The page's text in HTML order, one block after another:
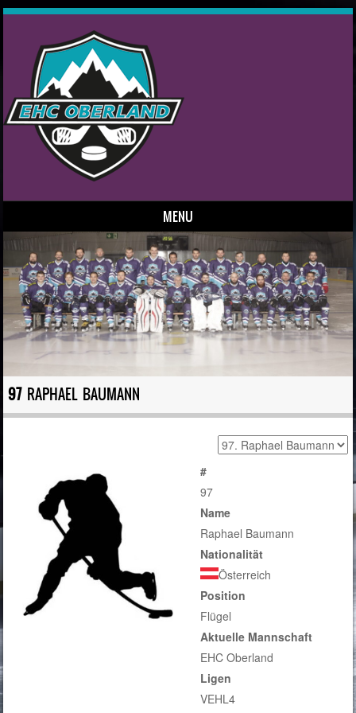
MENU
Skip to content
97RAPHAEL BAUMANN
#
97
Name
Raphael Baumann
Nationalität
Österreich
Position
Flügel
Aktuelle Mannschaft
EHC Oberland
Ligen
VEHL4